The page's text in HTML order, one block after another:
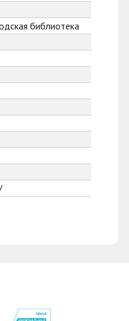
библиотека